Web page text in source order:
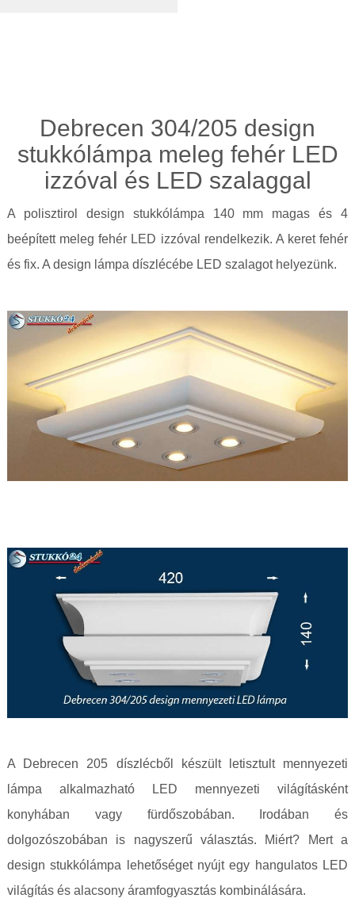
Debrecen 304/205 design
stukkólámpa meleg fehér LED
izzóval és LED szalaggal
A polisztirol design stukkólámpa 140 mm magas és 4
beépített meleg fehér LED izzóval rendelkezik. A keret fehér
és fix. A design lámpa díszlécébe LED szalagot helyezünk.
A Debrecen 205 díszlécből készült letisztult mennyezeti
lámpa alkalmazható LED mennyezeti világításként
konyhában vagy fürdőszobában. Irodában és
dolgozószobában is nagyszerű választás. Miért? Mert a
design stukkólámpa lehetőséget nyújt egy hangulatos LED
világítás és alacsony áramfogyasztás kombinálására.